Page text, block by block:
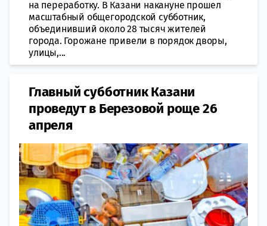
на переработку. В Казани накануне прошел
масштабный общегородской субботник,
объединивший около 28 тысяч жителей
города. Горожане привели в порядок дворы,
улицы,...
Главный субботник Казани
проведут в Березовой роще 26
апреля